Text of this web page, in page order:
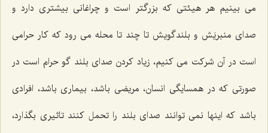
می بینیم هر هیئتی که بزرگتر است و چراغانی بیشتری دارد و
صدای منبریَش و بلندگویش تا چند تا محله می رود که کار حرامی
است در آن شرکت می کنیم، زیاد کردن صدای بلند گو حرام است در
صورتی که در همسایگی انسان، مریضی باشد، بیماری باشد، افرادی
باشد که اینها نمی توانند صدای بلند را تحمل کنند تاثیری بگذارد،